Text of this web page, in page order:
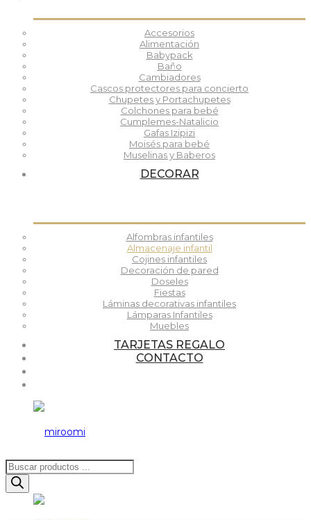
Accesorios
Alimentación
Babypack
Baño
Cambiadores
Cascos protectores para concierto
Chupetes y Portachupetes
Colchones para bebé
Cumplemes-Natalicio
Gafas Izipizi
Moisés para bebé
Muselinas y Baberos
DECORAR
Alfombras infantiles
Almacenaje infantil
Cojines infantiles
Decoración de pared
Doseles
Fiestas
Láminas decorativas infantiles
Lámparas Infantiles
Muebles
TARJETAS REGALO
CONTACTO
Búsqueda
de
productos